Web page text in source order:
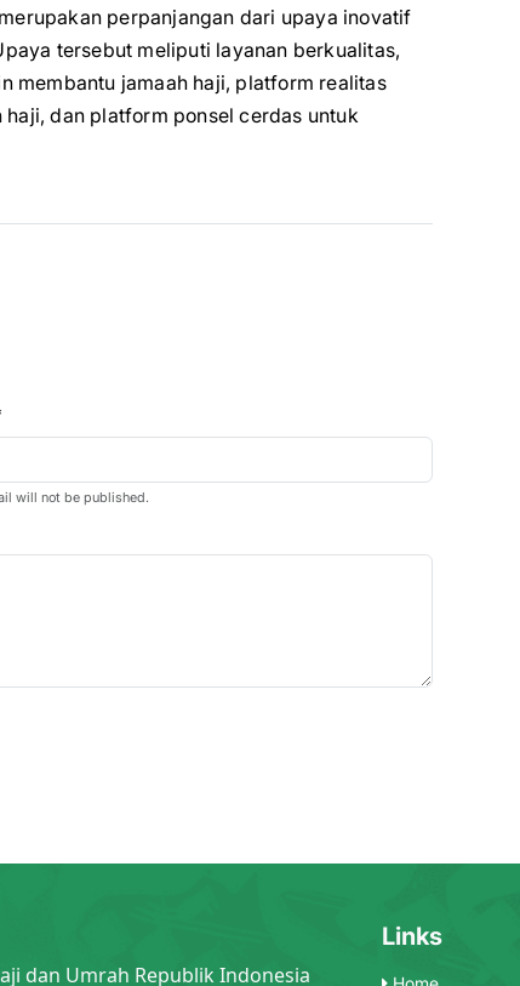
perpanjangan dari upaya inovatif
tersebut meliputi layanan berkualitas,
membantu jamaah haji, platform realitas
dan platform ponsel cerdas untuk
will not be published.
dan Umrah Republik Indonesia
Links